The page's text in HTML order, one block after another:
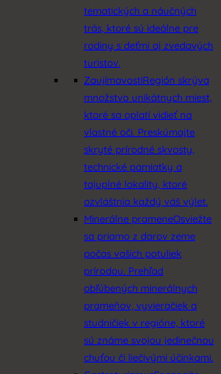
tematických a náučných
trás, ktoré sú ideálne pre
rodiny s deťmi aj zvedavých
turistov.
ZaujímavostiRegión skrýva
množstvo unikátnych miest,
ktoré sa oplatí vidieť na
vlastné oči. Preskúmajte
skryté prírodné skvosty,
technické pamiatky a
tajuplné lokality, ktoré
ozvláštnia každý váš výlet.
Minerálne prameneOsviežte
sa priamo z darov zeme
počas vašich potuliek
prírodou. Prehľad
obľúbených minerálnych
prameňov, vyvieračiek a
studničiek v regióne, ktoré
sú známe svojou jedinečnou
chuťou či liečivými účinkami.